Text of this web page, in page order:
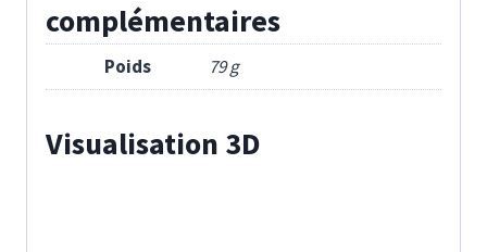
complémentaires
Poids 79 g
Visualisation 3D